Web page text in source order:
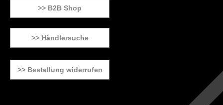
>> B2B Shop
>> Händlersuche
>> Bestellung widerrufen